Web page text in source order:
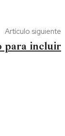
Artículo siguiente
para incluir